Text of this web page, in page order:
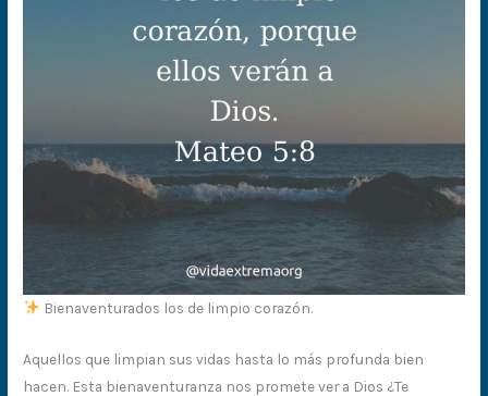
Bienaventurados los de limpio corazón.
Aquellos que limpian sus vidas hasta lo más profunda bien
hacen. Esta bienaventuranza nos promete ver a Dios ¿Te